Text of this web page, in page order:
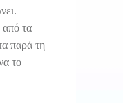
τα
παρά τη
το